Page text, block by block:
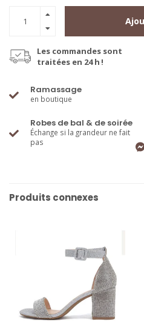
Les commandes sont
traitées en 24 h !
Ramassage
en boutique
Robes de bal & de soirée
Échange si la grandeur ne fait
pas
Produits connexes